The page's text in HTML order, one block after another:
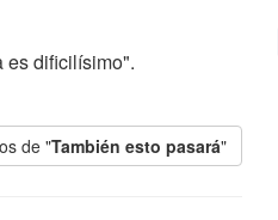
es dificilísimo".
de "También esto pasará"